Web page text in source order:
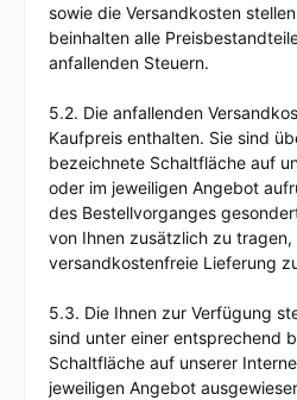
sowie die Versandkosten
beinhalten alle
anfallenden Steuern.
5.2. Die anfallenden
Kaufpreis enthalten. Sie sind
bezeichnete Schaltfläche auf
oder im jeweiligen Angebot
des Bestellvorganges
von Ihnen zusätzlich zu
versandkostenfreie Lieferung
5.3. Die Ihnen zur Verfügung
sind unter einer entsprechend
Schaltfläche auf unserer
jeweiligen Angebot